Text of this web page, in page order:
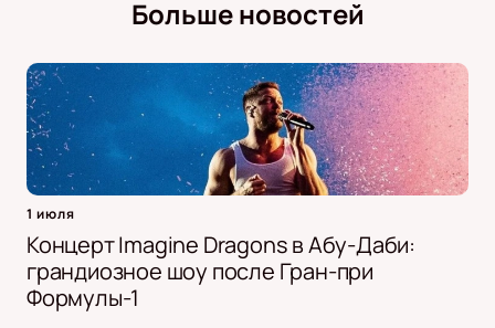
Больше новостей
1 июля
Концерт Imagine Dragons в Абу-Даби:
грандиозное шоу после Гран-при
Формулы-1